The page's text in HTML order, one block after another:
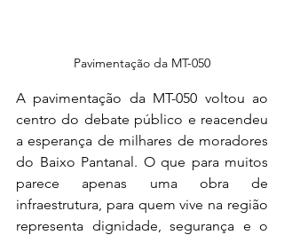
Pavimentação da MT-050
A pavimentação da MT-050 voltou ao
centro do debate público e reacendeu
a esperança de milhares de moradores
do Baixo Pantanal. O que para muitos
parece apenas uma obra de
infraestrutura, para quem vive na região
representa dignidade, segurança e o